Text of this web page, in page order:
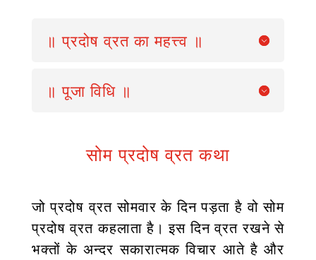
॥ प्रदोष व्रत का महत्त्व ॥
॥ पूजा विधि ॥
सोम प्रदोष व्रत कथा
जो प्रदोष व्रत सोमवार के दिन पड़ता है वो सोम
प्रदोष व्रत कहलाता है। इस दिन व्रत रखने से
भक्तों के अन्दर सकारात्मक विचार आते है और